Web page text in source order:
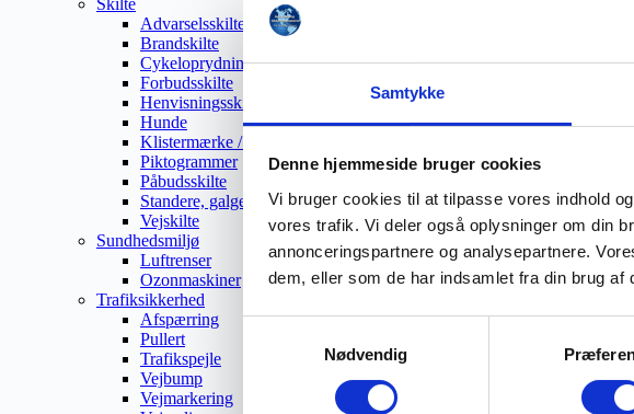
Samtykke
Denne hjemmeside bruger cookies
Vi bruger cookies til at tilpasse vores indhold
vores trafik. Vi deler også oplysninger om din
annonceringspartnere og analysepartnere.
dem, eller som de har indsamlet fra din brug af
Nødvendig
Advarselsskilte
Brandskilte
Cykeloprydning
Forbudsskilte
Henvisningsskilte
Hunde
Klistermærke / Markat
Piktogrammer
Påbudsskilte
Standere, galger og beslag
Vejskilte
Sundhedsmiljø
Luftrenser
Ozonmaskiner
Trafiksikkerhed
Afspærring
Pullert
Trafikspejle
Vejbump
Vejmarkering